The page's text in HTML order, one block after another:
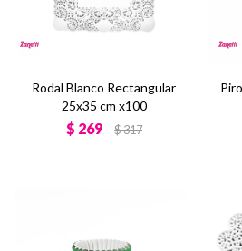
Rodal Blanco Rectangular
25x35 cm x100
$ 269 $317